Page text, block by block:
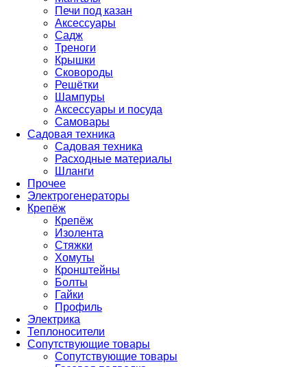
Печи под казан
Аксессуары
Садж
Треноги
Крышки
Сковороды
Решётки
Шампуры
Аксессуары и посуда
Самовары
Садовая техника
Садовая техника
Расходные материалы
Шланги
Прочее
Электрогенераторы
Крепёж
Крепёж
Изолента
Стяжки
Хомуты
Кронштейны
Болты
Гайки
Профиль
Электрика
Теплоносители
Сопутствующие товары
Сопутствующие товары